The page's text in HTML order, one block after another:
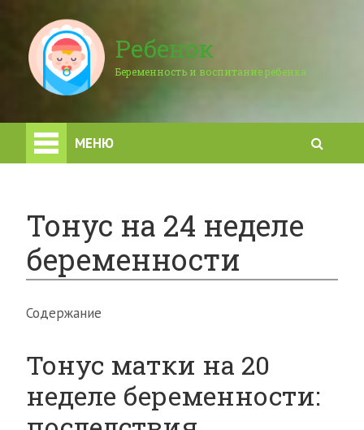
Ребенок
Беременность и воспитание ребенка
МЕНЮ
Тонус на 24 неделе
беременности
Содержание
Тонус матки на 20
неделе беременности: